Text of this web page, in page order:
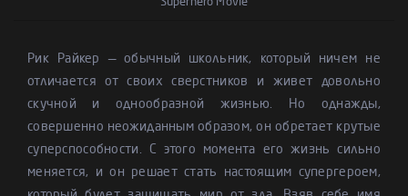
Рик Райкер — обычный школьник, который ничем не
отличается от своих сверстников и живет довольно
скучной и однообразной жизнью. Но однажды,
совершенно неожиданным образом, он обретает крутые
суперспособности. С этого момента его жизнь сильно
меняется, и он решает стать настоящим супергероем,